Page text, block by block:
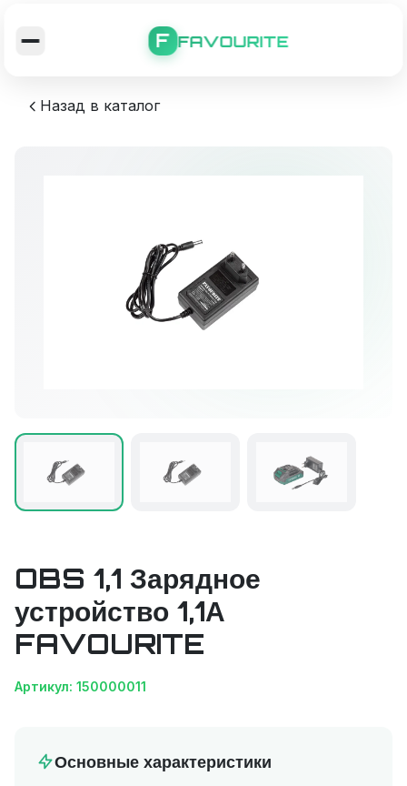
F FAVOURITE
Назад в каталог
OBS 1,1 Зарядное
устройство 1,1А
FAVOURITE
Артикул: 150000011
Основные характеристики